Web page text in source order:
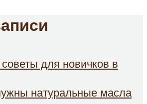
для новичков в
натуральные масла